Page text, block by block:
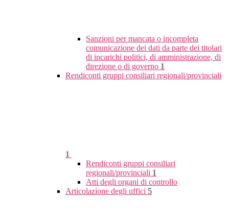
Sanzioni per mancata o incompleta
comunicazione dei dati da parte dei titolari
di incarichi politici, di amministrazione, di
direzione o di governo 1
Rendiconti gruppi consiliari regionali/provinciali
1
Rendiconti gruppi consiliari
regionali/provinciali 1
Atti degli organi di controllo
Articolazione degli uffici 5